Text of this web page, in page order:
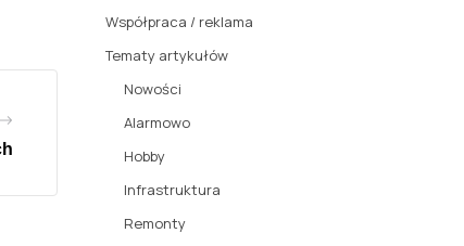
Współpraca / reklama
Tematy artykułów
Nowości
Alarmowo
Hobby
Infrastruktura
Remonty